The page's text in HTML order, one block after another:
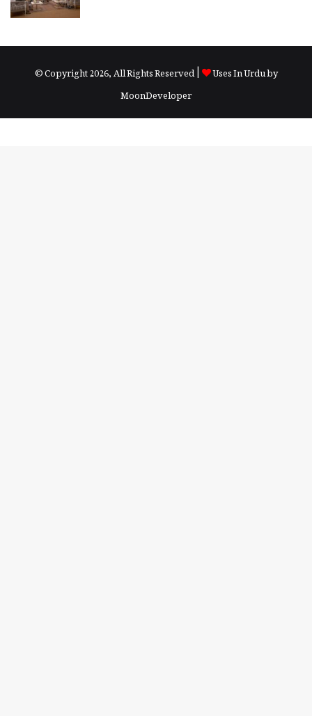
© Copyright 2026, All Rights Reserved |
Uses In Urdu by
MoonDeveloper